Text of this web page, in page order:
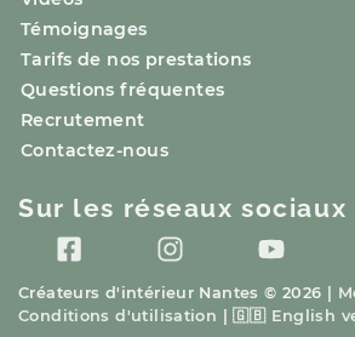
Témoignages
Tarifs de nos prestations
Questions fréquentes
Recrutement
Contactez-nous
Créateurs d'intérieur Nantes © 2026 |
Conditions d'utilisation
🇬🇧 English
Sur les réseaux sociaux